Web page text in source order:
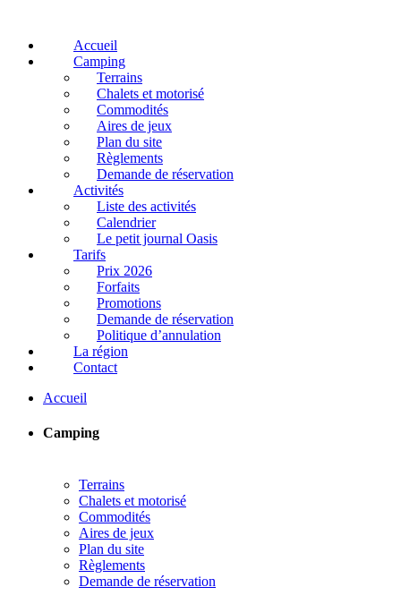
Accueil
Camping
Terrains
Chalets et motorisé
Commodités
Aires de jeux
Plan du site
Règlements
Demande de réservation
Activités
Liste des activités
Calendrier
Le petit journal Oasis
Tarifs
Prix 2026
Forfaits
Promotions
Demande de réservation
Politique d’annulation
La région
Contact
Accueil
Camping
Terrains
Chalets et motorisé
Commodités
Aires de jeux
Plan du site
Règlements
Demande de réservation